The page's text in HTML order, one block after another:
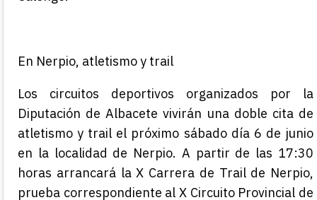
En Nerpio, atletismo y trail
Los circuitos deportivos organizados por la
Diputación de Albacete vivirán una doble cita de
atletismo y trail el próximo sábado día 6 de junio
en la localidad de Nerpio. A partir de las 17:30
horas arrancará la X Carrera de Trail de Nerpio,
prueba correspondiente al X Circuito Provincial de